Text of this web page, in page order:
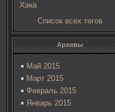
Хэка
Список всех тегов
Архивы
Май 2015
Март 2015
Февраль 2015
Январь 2015